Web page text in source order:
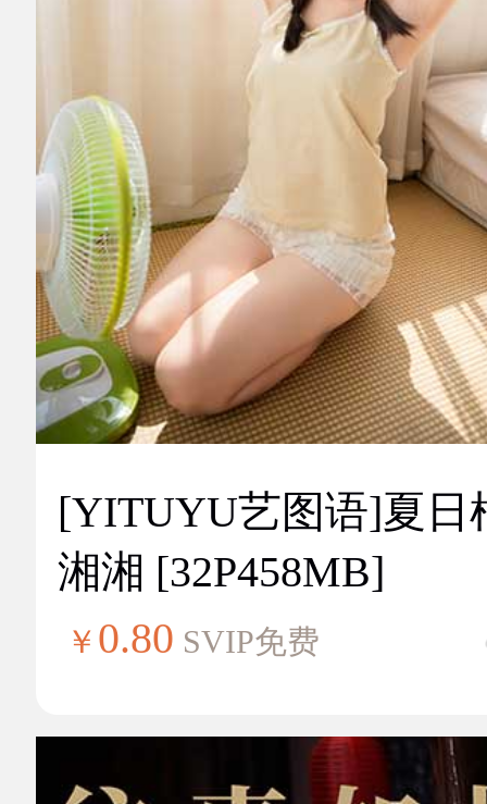
[YITUYU艺图语]夏日
湘湘 [32P458MB]
￥ 0.80 SVIP免费